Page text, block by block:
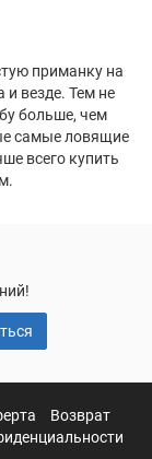
приманку на
и везде. Тем не
больше, чем
самые ловящие
всего купить
Возврат